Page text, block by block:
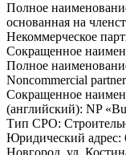
Полное
основанная на
Некоммерческое
Сокращенное
Полное
Noncommercial
Сокращенное
(английский): NP
Тип СРО:
Юридический адрес:
Новгород, ул.